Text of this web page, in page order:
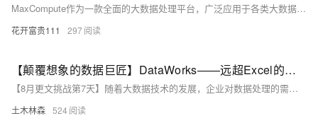
MaxCompute作为一款全面的大数据处理平台，广泛应用于各类大数据分析、数据挖掘、BI及机器学习场景。掌握其核心功能、熟练操作流程、遵循最佳实践，可以帮助用户高效、安全地管理和利用海量数据。以下是一个关于MaxCompute产品使用的合集，涵盖了其核心功能、应用场景、操作流程以及最佳实践等内容。
花开富贵111 297
【颠覆想象的数据巨匠】DataWorks——远超Excel的全能数据集成与管理平台：一场电商数据蜕变之旅的大揭秘！
【8月更文挑战第7天】随着大数据技术的发展，企业对数据处理的需求日益增长。DataWorks作为阿里云提供的数据集成与管理平台，为企业提供从数据采集、清洗、加工到应用的一站式解决方案。不同于桌面级工具如Excel，DataWorks具备强大的数据处理能力和丰富的功能集，支持大规模数据处理任务。本文通过电商平台案例，展示了如何使用DataWorks构建数据处理流程，包括多源数据接入、SQL任务实现数据采集、数据清洗加工以提高质量，以及利用分析工具挖掘数据价值的过程。这不仅凸显了DataWorks在大数据处理中的核心功能与优势，还展示了其相较于传统工具的高扩展性和灵活性。
土木林森 524